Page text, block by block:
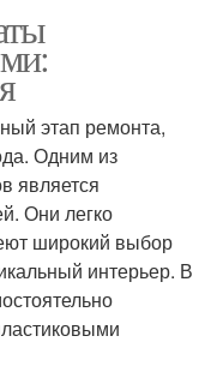
этап ремонта,
Одним из
является
Они легко
широкий выбор
интерьер. В